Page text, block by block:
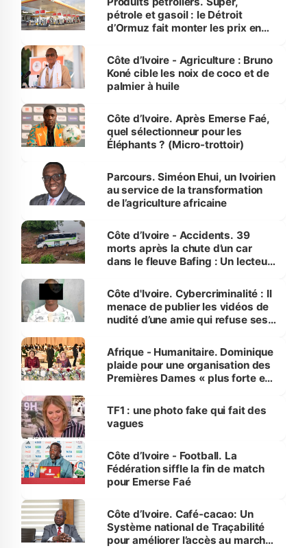
pétrole et gasoil : le Détroit
d’Ormuz fait monter les prix en
Côte d’Ivoire - Agriculture : Bruno
Koné cible les noix de coco et de
palmier à huile
Côte d’Ivoire. Après Emerse Faé,
quel sélectionneur pour les
Éléphants ? (Micro-trottoir)
Parcours. Siméon Ehui, un Ivoirien
au service de la transformation
de l’agriculture africaine
Côte d’Ivoire - Accidents. 39
morts après la chute d’un car
dans le fleuve Bafing : Un lecteur
des Transports
Côte d'Ivoire. Cybercriminalité : Il
menace de publier les vidéos de
nudité d’une amie qui refuse ses
Afrique - Humanitaire. Dominique
plaide pour une organisation des
Premières Dames « plus forte et
sur la scène internationale »
TF1 : une photo fake qui fait des
vagues
Côte d’Ivoire - Football. La
Fédération siffle la fin de match
pour Emerse Faé
Côte d’Ivoire. Café-cacao: Un
Système national de Traçabilité
pour améliorer l’accès au marché